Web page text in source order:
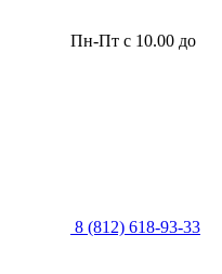
Пн-Пт с 10.00 до
8 (812) 618-93-33